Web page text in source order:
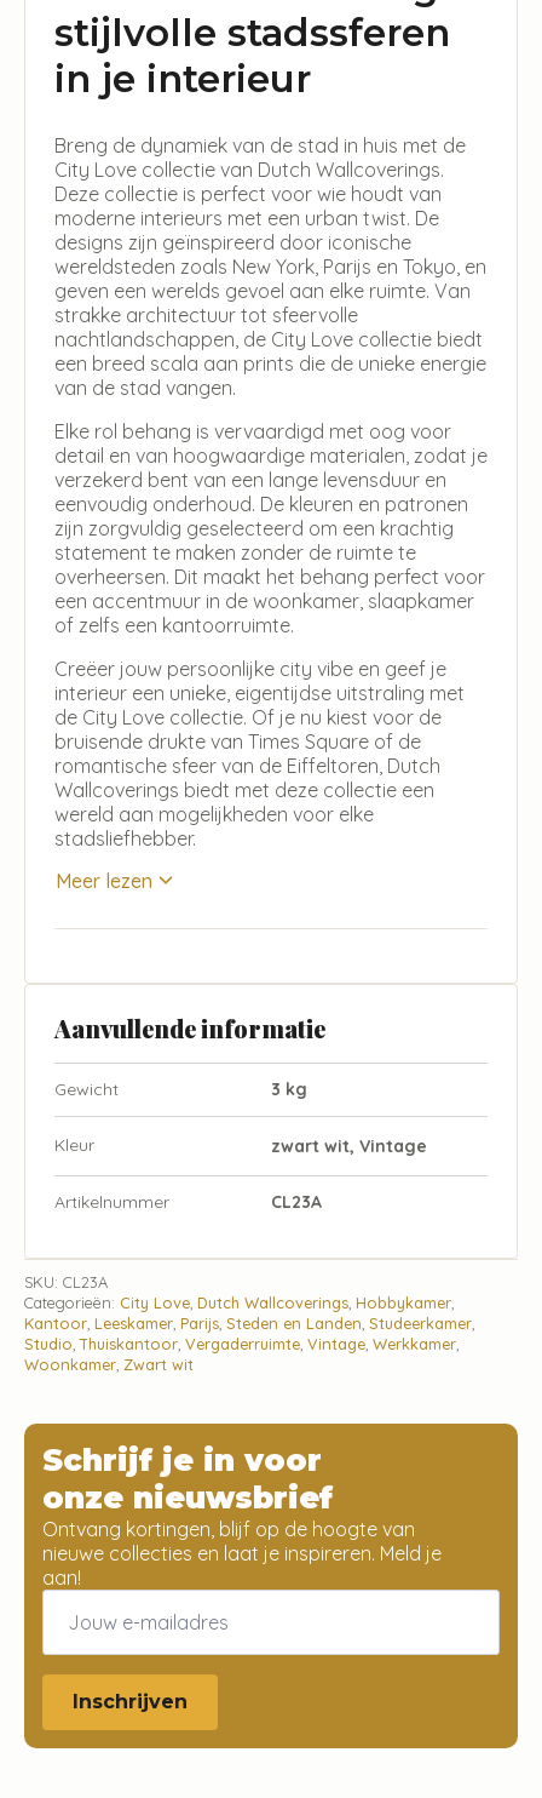
stijlvolle stadssferen
in je interieur
Breng de dynamiek van de stad in huis met de
City Love collectie van Dutch Wallcoverings.
Deze collectie is perfect voor wie houdt van
moderne interieurs met een urban twist. De
designs zijn geïnspireerd door iconische
wereldsteden zoals New York, Parijs en Tokyo, en
geven een werelds gevoel aan elke ruimte. Van
strakke architectuur tot sfeervolle
nachtlandschappen, de City Love collectie biedt
een breed scala aan prints die de unieke energie
van de stad vangen.
Elke rol behang is vervaardigd met oog voor
detail en van hoogwaardige materialen, zodat je
verzekerd bent van een lange levensduur en
eenvoudig onderhoud. De kleuren en patronen
zijn zorgvuldig geselecteerd om een krachtig
statement te maken zonder de ruimte te
overheersen. Dit maakt het behang perfect voor
een accentmuur in de woonkamer, slaapkamer
of zelfs een kantoorruimte.
Creëer jouw persoonlijke city vibe en geef je
interieur een unieke, eigentijdse uitstraling met
de City Love collectie. Of je nu kiest voor de
bruisende drukte van Times Square of de
romantische sfeer van de Eiffeltoren, Dutch
Wallcoverings biedt met deze collectie een
wereld aan mogelijkheden voor elke
stadsliefhebber.
Meer lezen
Aanvullende informatie
Gewicht 3 kg
Kleur zwart wit, Vintage
Artikelnummer CL23A
SKU: CL23A
Categorieën: City Love Dutch Wallcoverings Hobbykamer
Kantoor Leeskamer Parijs Steden en Landen Studeerkamer
Studio ,Thuiskantoor Vergaderruimte Vintage Werkkamer
Woonkamer Zwart wit
Schrijf je in voor
onze nieuwsbrief
Ontvang kortingen, blijf op de hoogte van
nieuwe collecties en laat je inspireren. Meld je
aan!
Email
Inschrijven